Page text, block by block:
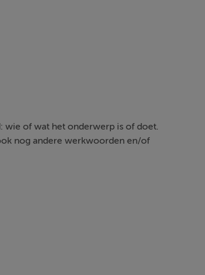
wie of wat het onderwerp is of doet.
nog andere werkwoorden en/of